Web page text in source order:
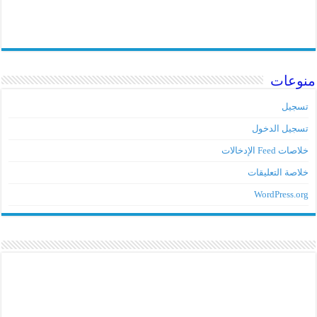
منوعات
تسجيل
تسجيل الدخول
خلاصات Feed الإدخالات
خلاصة التعليقات
WordPress.org